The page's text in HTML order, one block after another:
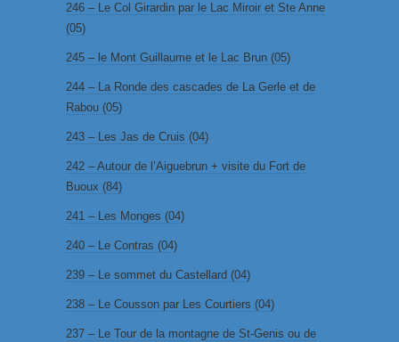
246 – Le Col Girardin par le Lac Miroir et Ste Anne
(05)
245 – le Mont Guillaume et le Lac Brun (05)
244 – La Ronde des cascades de La Gerle et de
Rabou (05)
243 – Les Jas de Cruis (04)
242 – Autour de l’Aiguebrun + visite du Fort de
Buoux (84)
241 – Les Monges (04)
240 – Le Contras (04)
239 – Le sommet du Castellard (04)
238 – Le Cousson par Les Courtiers (04)
237 – Le Tour de la montagne de St-Genis ou de